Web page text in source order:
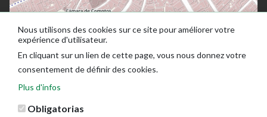
Nous utilisons des cookies sur ce site pour améliorer votre
expérience d'utilisateur.
En cliquant sur un lien de cette page, vous nous donnez votre
consentement de définir des cookies.
Plus d'infos
Obligatorias